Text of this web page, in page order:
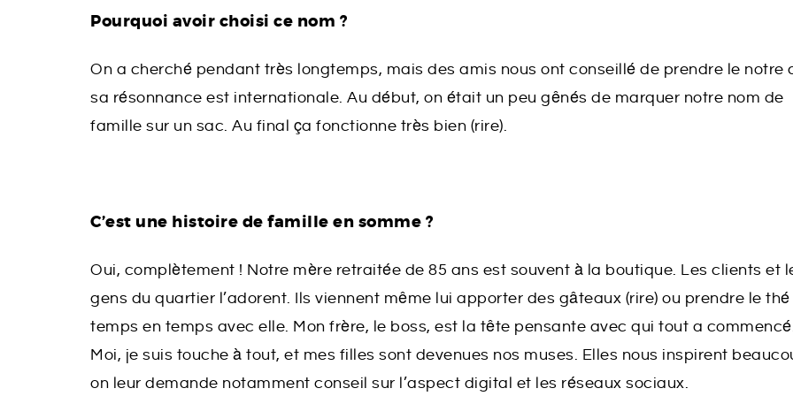
Pourquoi avoir choisi ce nom ?
On a cherché pendant très longtemps, mais des amis nous ont conseillé de prendre le notre
sa résonnance est internationale. Au début, on était un peu gênés de marquer notre nom de
famille sur un sac. Au final ça fonctionne très bien (rire).
C’est une histoire de famille en somme ?
Oui, complètement ! Notre mère retraitée de 85 ans est souvent à la boutique. Les clients et
gens du quartier l’adorent. Ils viennent même lui apporter des gâteaux (rire) ou prendre le
temps en temps avec elle. Mon frère, le boss, est la tête pensante avec qui tout a commencé.
Moi, je suis touche à tout, et mes filles sont devenues nos muses. Elles nous inspirent
on leur demande notamment conseil sur l’aspect digital et les réseaux sociaux.